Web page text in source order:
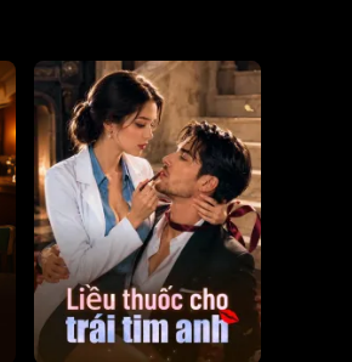
Tập 34 Tập 35 Tập 36
Tập 37 Tập 38